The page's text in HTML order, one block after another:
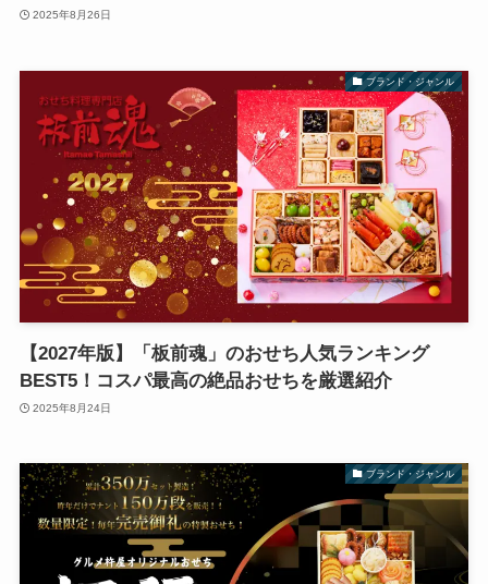
2025年8月26日
ブランド・ジャンル
【2027年版】「板前魂」のおせち人気ランキング
BEST5！コスパ最高の絶品おせちを厳選紹介
2025年8月24日
ブランド・ジャンル